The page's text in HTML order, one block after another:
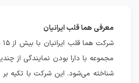
معرفی هما قلب ایرانیان
مجموعه با دارا بودن نمایندگی از
شناخته می‌شود. این شرکت با تکیه